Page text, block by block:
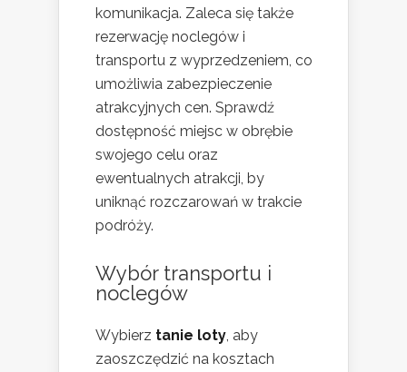
komunikacja. Zaleca się także
rezerwację noclegów i
transportu z wyprzedzeniem, co
umożliwia zabezpieczenie
atrakcyjnych cen. Sprawdź
dostępność miejsc w obrębie
swojego celu oraz
ewentualnych atrakcji, by
uniknąć rozczarowań w trakcie
podróży.
Wybór transportu i
noclegów
Wybierz tanie loty , aby
zaoszczędzić na kosztach